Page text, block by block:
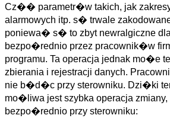
Cz�� parametr�w takich, jak
alarmowych itp. s� trwale
poniewa� s� to zbyt newralgiczne
bezpo�rednio przez pracownik�w
programu. Ta operacja jednak mo�e
zbierania i rejestracji danych.
nie b�d�c przy sterowniku. Dzi�ki
mo�liwa jest szybka operacja
bezpo�rednio przy sterowniku: